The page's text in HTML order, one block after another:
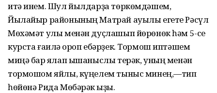
итә инем. Шул йылдарҙа төркөмдәшем,
Йылайыр районының Матрай ауылы егете Рәсүл
Мөхәмәт улы менән дуҫлашып йөрөнөк һәм 5-се
курста ғаилә ҡороп ебәрҙек. Тормош иптәшем
миңә бар яҡлап ышаныслы терәк, уның менән
тормошом яйлы, күңелем тыныс минең,—тип
һөйөнә Рида Мөбәрәк ҡыҙы.